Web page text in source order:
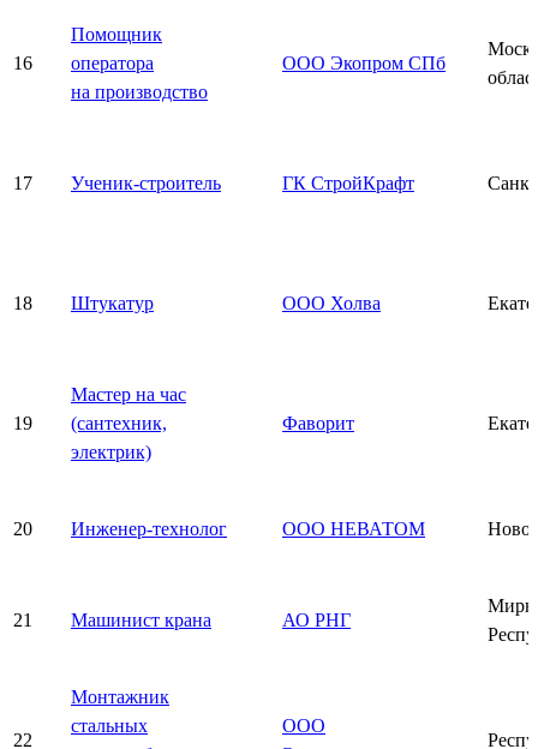
16
Помощник
оператора
на производство
ООО Экопром СПб
17 Ученик-строитель ГК СтройКрафт
18 Штукатур ООО Холва
19
Мастер на час
(сантехник,
электрик)
Фаворит
20 Инженер-технолог ООО НЕВАТОМ
21 Машинист крана АО РНГ
22
Монтажник
стальных
ООО